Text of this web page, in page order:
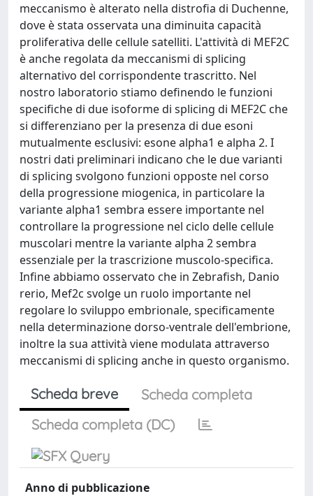
meccanismo è alterato nella distrofia di Duchenne,
dove è stata osservata una diminuita capacità
proliferativa delle cellule satelliti. L'attività di MEF2C
è anche regolata da meccanismi di splicing
alternativo del corrispondente trascritto. Nel
nostro laboratorio stiamo definendo le funzioni
specifiche di due isoforme di splicing di MEF2C che
si differenziano per la presenza di due esoni
mutualmente esclusivi: esone alpha1 e alpha 2. I
nostri dati preliminari indicano che le due varianti
di splicing svolgono funzioni opposte nel corso
della progressione miogenica, in particolare la
variante alpha1 sembra essere importante nel
controllare la progressione nel ciclo delle cellule
muscolari mentre la variante alpha 2 sembra
essenziale per la trascrizione muscolo-specifica.
Infine abbiamo osservato che in Zebrafish, Danio
rerio, Mef2c svolge un ruolo importante nel
regolare lo sviluppo embrionale, specificamente
nella determinazione dorso-ventrale dell'embrione,
inoltre la sua attività viene modulata attraverso
meccanismi di splicing anche in questo organismo.
Scheda breve
Scheda completa
Scheda completa (DC)
Anno di pubblicazione